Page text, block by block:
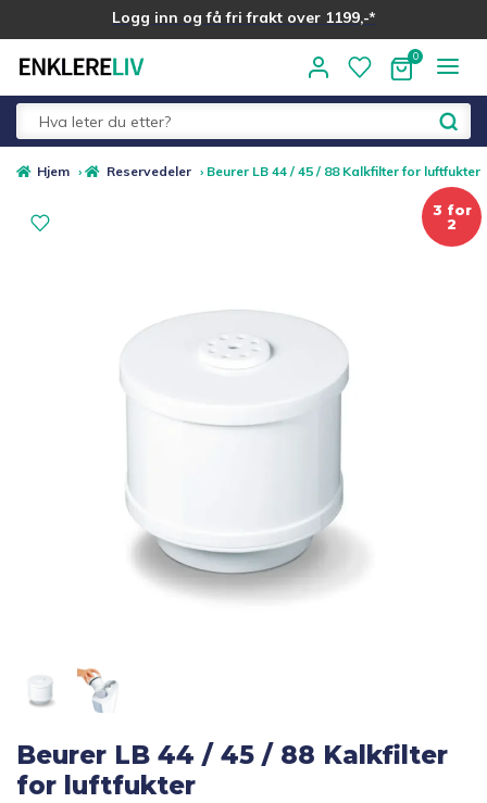
Logg inn og få fri frakt over 1199,-*
Alle kategorier
Fold
ut
Medlemstilbud
Gavetips
Hjem › Reservedeler › Beurer LB 44 / 45 / 88 Kalkfilter for luftfukter
3 for
2
Beurer LB 44 / 45 / 88 Kalkfilter
for luftfukter